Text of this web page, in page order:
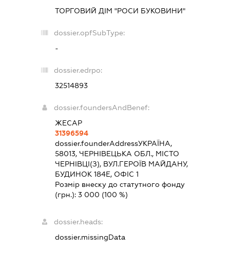
ТОРГОВИЙ ДІМ "РОСИ БУКОВИНИ"
dossier.opfSubType:
-
dossier.edrpo:
32514893
dossier.foundersAndBenef:
ЖЕСАР
31396594
dossier.founderAddressУКРАЇНА,
58013, ЧЕРНІВЕЦЬКА ОБЛ., МІСТО
ЧЕРНІВЦІ(З), ВУЛ.ГЕРОЇВ МАЙДАНУ,
БУДИНОК 184Е, ОФІС 1
Розмір внеску до статутного фонду
(грн.): 3 000 (100 %)
dossier.heads:
dossier.missingData